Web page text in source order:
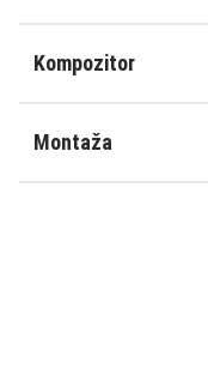
Kompozitor
Montaža